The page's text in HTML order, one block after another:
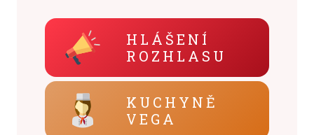
HLÁŠENÍ
ROZHLASU
KUCHYNĚ
VEGA